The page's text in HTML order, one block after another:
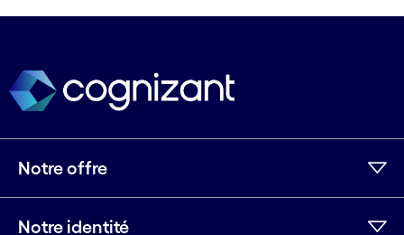
Notre offre
Notre identité